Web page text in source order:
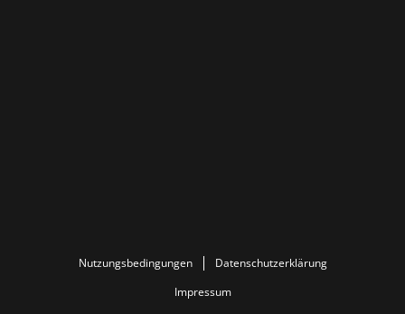
Nutzungsbedingungen
Datenschutzerklärung
Impressum